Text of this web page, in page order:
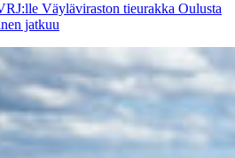
Väyläviraston tieurakka Oulusta
jatkuu